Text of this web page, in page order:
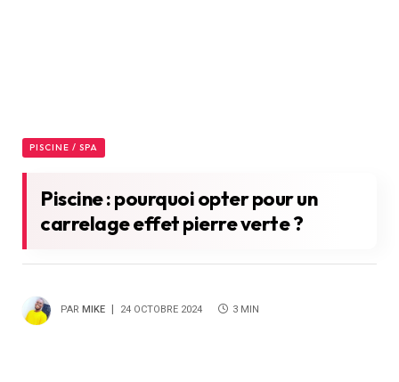
PISCINE / SPA
Piscine : pourquoi opter pour un
carrelage effet pierre verte ?
PAR MIKE 24 OCTOBRE 2024 3 MIN